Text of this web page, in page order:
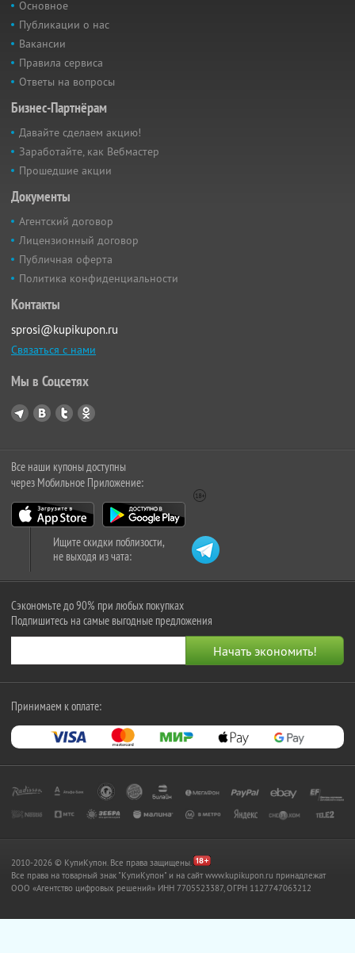
Основное
Публикации о нас
Вакансии
Правила сервиса
Ответы на вопросы
Бизнес-Партнёрам
Давайте сделаем акцию!
Заработайте, как Вебмастер
Прошедшие акции
Документы
Агентский договор
Лицензионный договор
Публичная оферта
Политика конфиденциальности
Контакты
sprosi@kupikupon.ru
Связаться с нами
Мы в Соцсетях
Все наши купоны доступны
через Мобильное Приложение:
Ищите скидки поблизости,
не выходя из чата:
Сэкономьте до 90% при любых покупках
Подпишитесь на самые выгодные предложения
Принимаем к оплате:
2010-2026 © КупиКупон. Все права защищены.
Все права на товарный знак "КупиКупон" и на сайт www.kupikupon.ru принадлежат
OOO «Агентство цифровых решений» ИНН 7705523387, ОГРН 1127747063212